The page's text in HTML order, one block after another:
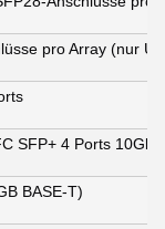
pro Array (nur
SFP+ 4 Ports 10Gb
BASE-T)